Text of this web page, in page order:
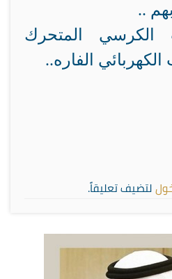
..
الكرسي المتحرك
الفاره..
لتضيف تعليقاً.